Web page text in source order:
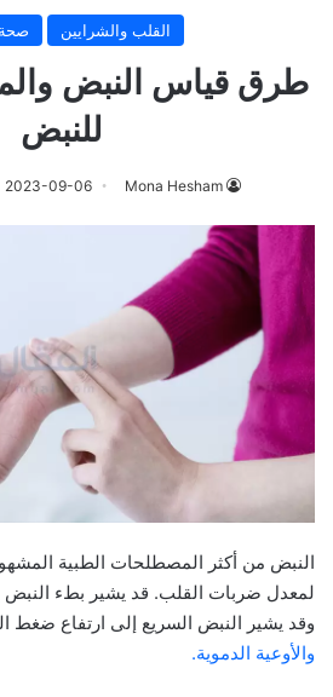
القلب والشرايين
طرق قياس النبض
للنبض
Mona Hesham
2023-09-06
النبض من أكثر المصطلحات الطبية
لمعدل ضربات القلب. قد يشير بطء النبض
وقد يشير النبض السريع إلى ارتفاع ضغط
والأوعية الدموية.